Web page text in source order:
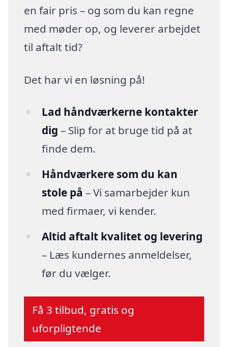
en fair pris – og som du kan regne
med møder op, og leverer arbejdet
til aftalt tid?
Det har vi en løsning på!
Lad håndværkerne kontakter
dig – Slip for at bruge tid på at
finde dem.
Håndværkere som du kan
stole på – Vi samarbejder kun
med firmaer, vi kender.
Altid aftalt kvalitet og levering
– Læs kundernes anmeldelser,
før du vælger.
Få 3 tilbud, gratis og
uforpligtende